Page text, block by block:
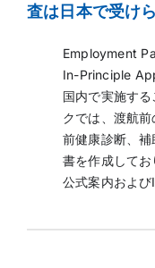
査は日本で受け
Employment
In-Principle
国内で実施す
クでは、渡航
前健康診断、
書を作成して
公式案内および